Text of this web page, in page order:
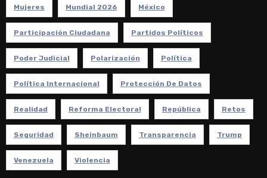
Mujeres Mundial 2026 México
Participación Ciudadana Partidos Políticos
Poder Judicial Polarización Política
Política Internacional Protección De Datos
Realidad Reforma Electoral República Retos
Seguridad Sheinbaum Transparencia Trump
Venezuela Violencia